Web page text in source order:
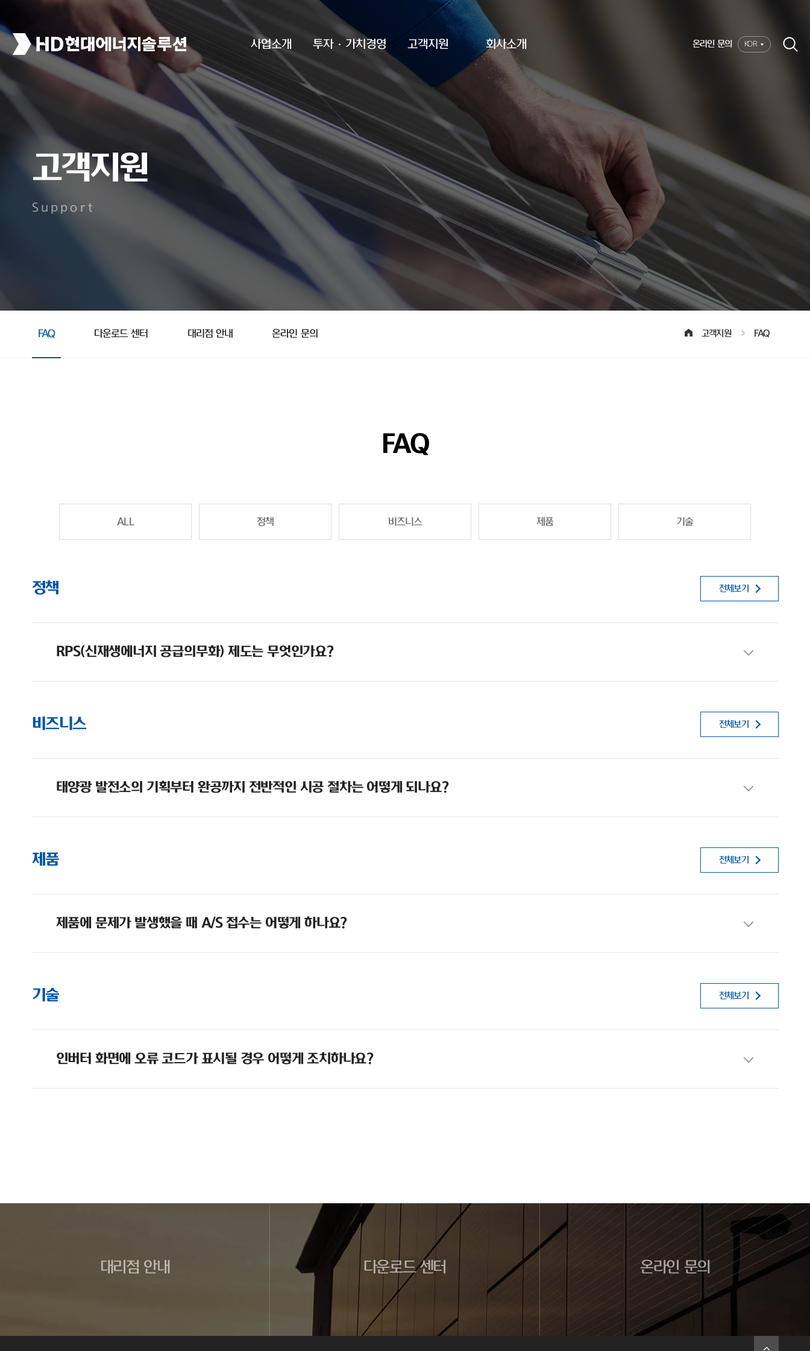
사업소개 투자·가치경영 고객지원 회사소개 온라인 문의 KOR
고객지원
Support
FAQ 다운로드 센터 대리점 안내 온라인 문의 고객지원 FAQ
FAQ
ALL 정책 비즈니스 제품 기술
정책 전체보기
RPS(신재생에너지 공급의무화) 제도는 무엇인가요?
비즈니스 전체보기
태양광 발전소의 기획부터 완공까지 전반적인 시공 절차는 어떻게 되나요?
제품 전체보기
제품에 문제가 발생했을 때 A/S 접수는 어떻게 하나요?
기술 전체보기
인버터 화면에 오류 코드가 표시될 경우 어떻게 조치하나요?
대리점 안내 다운로드 센터 온라인 문의